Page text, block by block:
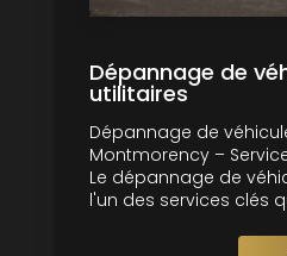
Dépannage de
utilitaires
Dépannage de
Montmorency –
Le dépannage de
l'un des services clés